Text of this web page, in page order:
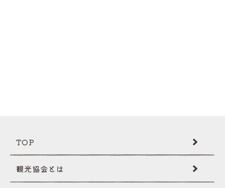
TOP
観光協会とは